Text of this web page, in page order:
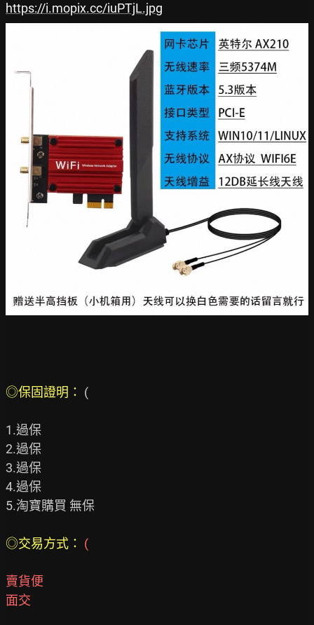
https://i.mopix.cc/iuPTjL.jpg
◎保固證明： (
1.過保
2.過保
3.過保
4.過保
5.淘寶購買 無保
◎交易方式： (
賣貨便
面交